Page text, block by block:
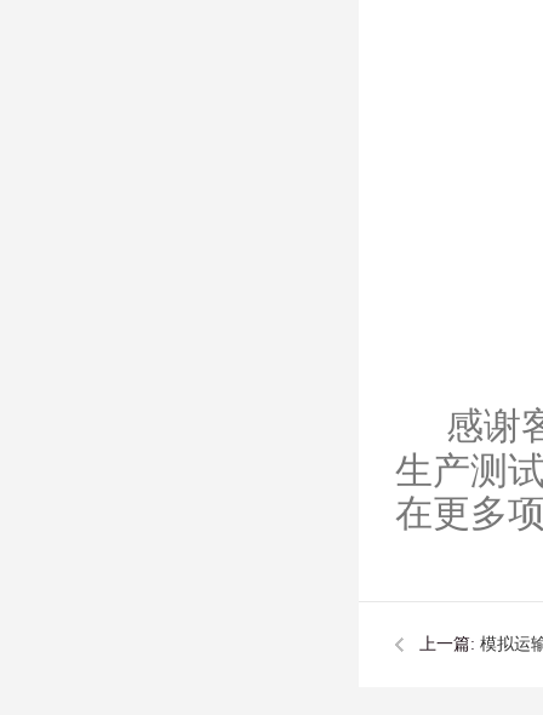
感谢
生产测
在更多
上一篇: 模拟运